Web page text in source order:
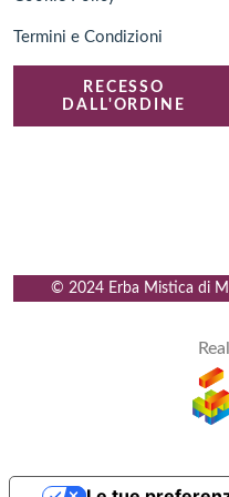
Termini e Condizioni
RECESSO
DALL'ORDINE
© 2024 Erba Mistica di